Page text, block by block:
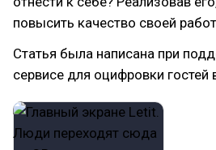
повысить качество своей
Статья была написана при
сервисе для оцифровки гостей